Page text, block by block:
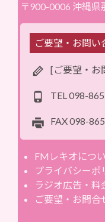
〒900-0006 沖縄
ご要望・お問い
[ご要望・お
TEL 098-
FAX098-
FMレキオにつ
プライバシーポ
ラジオ広告・料
ご要望・お問合